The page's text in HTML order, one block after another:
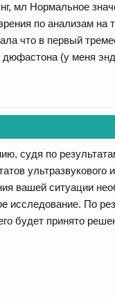
мл Нормальное
по анализам
что в первый
дюфастона (у меня
судя по
вашей ситуации
исследование. По
будет принято